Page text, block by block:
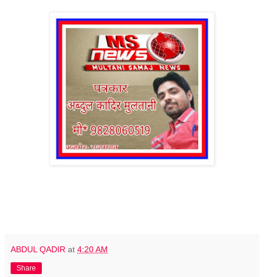
ABDUL QADIR at 4:20 AM
Share